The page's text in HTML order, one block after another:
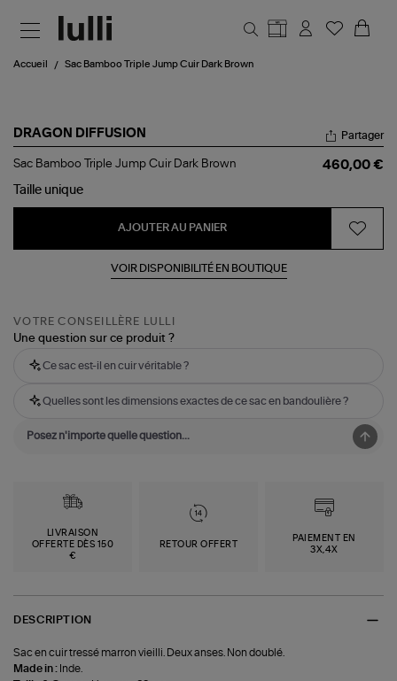
Accueil Sac Bamboo Triple Jump Cuir Dark Brown
DRAGON DIFFUSION
Sac
Triple
Partager
Sac Bamboo Triple Jump Cuir Dark Brown
460,00 €
Taille unique
AJOUTER AU PANIER
VOIR DISPONIBILITÉ EN BOUTIQUE
VOTRE CONSEILLÈRE LULLI
Une question sur ce produit ?
Ce sac est-il en cuir véritable ?
Quelles sont les dimensions exactes de ce sac en bandoulière ?
LIVRAISON
OFFERTE DÈS 150
€
RETOUR OFFERT
PAIEMENT EN
3X,4X
DESCRIPTION
Sac en cuir tressé marron vieilli. Deux anses. Non doublé.
Made in : Inde.